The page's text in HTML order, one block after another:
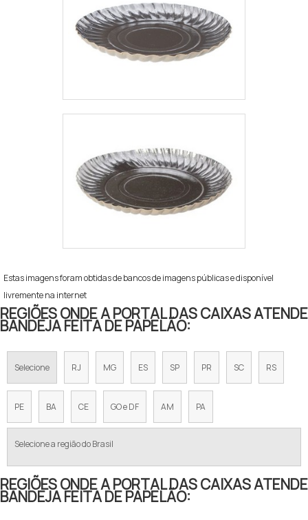
Estas imagens foram obtidas de bancos de imagens públicas e disponível
livremente na internet
REGIÕES ONDE A PORTAL DAS CAIXAS ATENDE
BANDEJA FEITA DE PAPELÃO:
Selecione RJ MG ES SP PR SC RS
PE BA CE GO e DF AM PA
Selecione a região do Brasil
REGIÕES ONDE A PORTAL DAS CAIXAS ATENDE
BANDEJA FEITA DE PAPELÃO: